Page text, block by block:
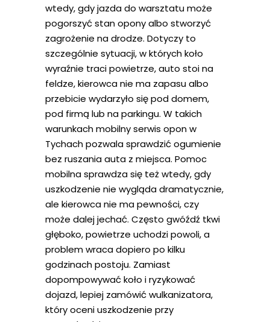
wtedy, gdy jazda do warsztatu może
pogorszyć stan opony albo stworzyć
zagrożenie na drodze. Dotyczy to
szczególnie sytuacji, w których koło
wyraźnie traci powietrze, auto stoi na
feldze, kierowca nie ma zapasu albo
przebicie wydarzyło się pod domem,
pod firmą lub na parkingu. W takich
warunkach mobilny serwis opon w
Tychach pozwala sprawdzić ogumienie
bez ruszania auta z miejsca. Pomoc
mobilna sprawdza się też wtedy, gdy
uszkodzenie nie wygląda dramatycznie,
ale kierowca nie ma pewności, czy
może dalej jechać. Często gwóźdź tkwi
głęboko, powietrze uchodzi powoli, a
problem wraca dopiero po kilku
godzinach postoju. Zamiast
dopompowywać koło i ryzykować
dojazd, lepiej zamówić wulkanizatora,
który oceni uszkodzenie przy